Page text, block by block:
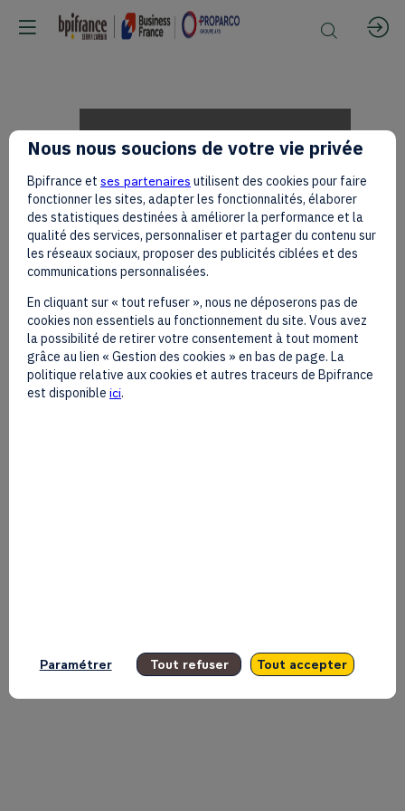
Olivier
GINON
sur
le
2026
|
Nous nous soucions de votre vie privée
Bpifrance et ses partenaires utilisent des cookies pour faire
fonctionner les sites, adapter les fonctionnalités, élaborer
des statistiques destinées à améliorer la performance et la
qualité des services, personnaliser et partager du contenu sur
les réseaux sociaux, proposer des publicités ciblées et des
communications personnalisées.
En cliquant sur « tout refuser », nous ne déposerons pas de
cookies non essentiels au fonctionnement du site. Vous avez
la possibilité de retirer votre consentement à tout moment
grâce au lien « Gestion des cookies » en bas de page. La
politique relative aux cookies et autres traceurs de Bpifrance
est disponible ici.
Paramétrer Tout refuser Tout accepter